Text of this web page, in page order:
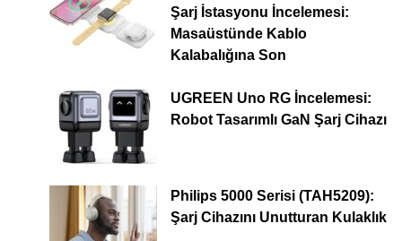
Şarj İstasyonu İncelemesi:
Masaüstünde Kablo
Kalabalığına Son
UGREEN Uno RG İncelemesi:
Robot Tasarımlı GaN Şarj Cihazı
Philips 5000 Serisi (TAH5209):
Şarj Cihazını Unutturan Kulaklık